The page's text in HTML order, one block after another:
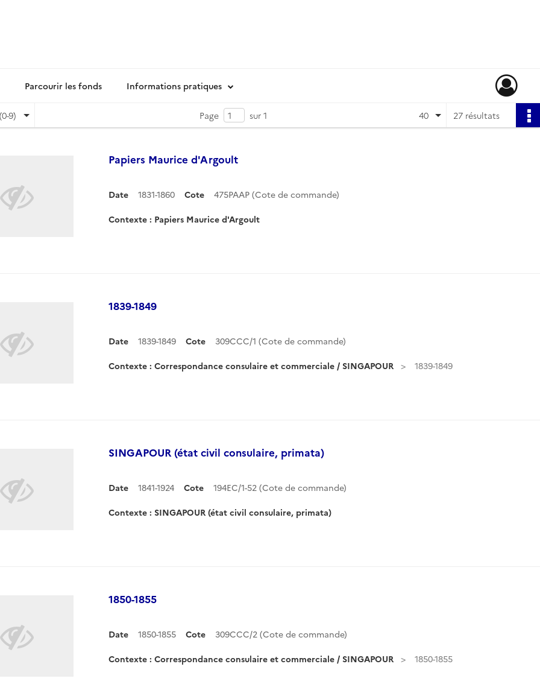
Parcourir les fonds Informations pratiques
9) Page sur 1 27 résultats
40
Papiers Maurice d'Argoult
Date 1831-1860 Cote 475PAAP (Cote de commande)
Contexte : Papiers Maurice d'Argoult
1839-1849
Date 1839-1849 Cote 309CCC/1 (Cote de commande)
Contexte : Correspondance consulaire et commerciale / SINGAPOUR 1839-1849
SINGAPOUR (état civil consulaire, primata)
Date 1841-1924 Cote 194EC/1-52 (Cote de commande)
Contexte : SINGAPOUR (état civil consulaire, primata)
1850-1855
Date 1850-1855 Cote 309CCC/2 (Cote de commande)
Contexte : Correspondance consulaire et commerciale / SINGAPOUR 1850-1855